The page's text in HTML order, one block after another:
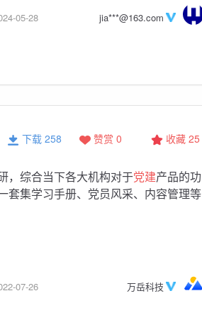
05-28 jia***@163.com
收藏 25
赞赏 0
下载 258
，综合当下各大机构对于党建产品的功
套集学习手册、党员风采、内容管理等
07-26 万岳科技